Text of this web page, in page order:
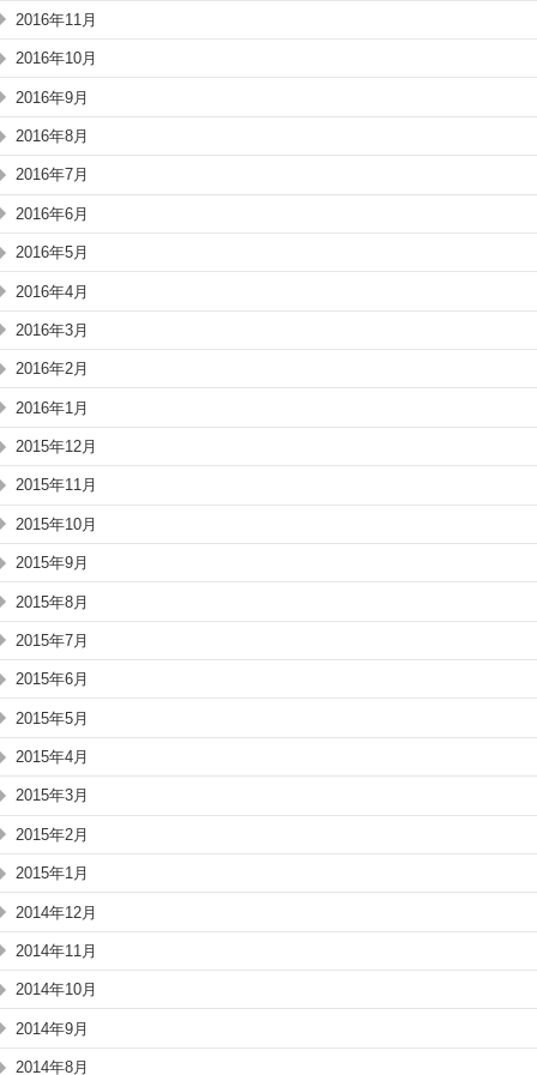
2016年11月
2016年10月
2016年9月
2016年8月
2016年7月
2016年6月
2016年5月
2016年4月
2016年3月
2016年2月
2016年1月
2015年12月
2015年11月
2015年10月
2015年9月
2015年8月
2015年7月
2015年6月
2015年5月
2015年4月
2015年3月
2015年2月
2015年1月
2014年12月
2014年11月
2014年10月
2014年9月
2014年8月